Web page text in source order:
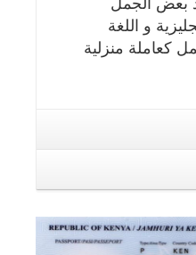
و اللغة
كعاملة منزلية